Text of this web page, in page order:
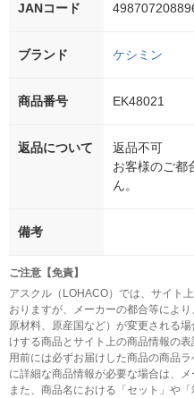
JANコード
ブランド ケシミン
商品番号 EK48021
返品について
返品不可
お客様のご都
ん。
備考
ご注意【免責】
アスクル（LOHACO）では、サイト
おりますが、メーカーの都合等によ
原材料、原産国など）が変更される
けする商品とサイト上の商品情報の
用前には必ずお届けした商品の商品
に詳細な商品情報が必要な場合は、
また、商品名における「セット」や